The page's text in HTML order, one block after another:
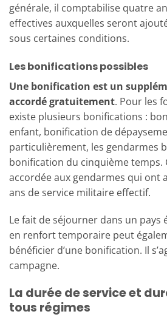
générale, il comptabilise quatre
effectives auxquelles seront
sous certaines conditions.
Les bonifications possibles
Une bonification est un
accordé gratuitement. Pour les
existe plusieurs bonifications :
enfant, bonification de
particulièrement, les gendarmes
bonification du cinquième temps.
accordée aux gendarmes qui ont
ans de service militaire effectif.
Le fait de séjourner dans un pays
en renfort temporaire peut
bénéficier d’une bonification. Il
campagne.
La durée de service et
tous régimes